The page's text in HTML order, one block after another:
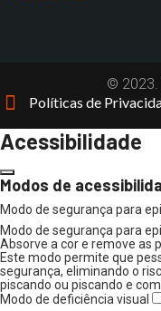
© 2023.
Políticas de
Acessibilidade
Modos de
Modo de segurança para
Modo de segurança para
Absorve a cor e remove as
Este modo permite que
segurança, eliminando o
piscando ou piscando e
Modo de deficiência visual